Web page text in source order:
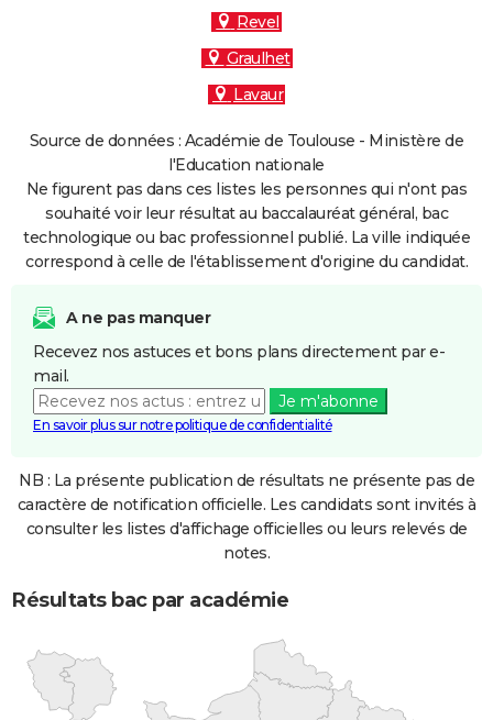
Revel
Graulhet
Lavaur
Source de données : Académie de Toulouse - Ministère de
l'Education nationale
Ne figurent pas dans ces listes les personnes qui n'ont pas
souhaité voir leur résultat au baccalauréat général, bac
technologique ou bac professionnel publié. La ville indiquée
correspond à celle de l'établissement d'origine du candidat.
A ne pas manquer
Recevez nos astuces et bons plans directement par e-
mail.
Je m'abonne
En savoir plus sur notre politique de confidentialité
NB : La présente publication de résultats ne présente pas de
caractère de notification officielle. Les candidats sont invités à
consulter les listes d'affichage officielles ou leurs relevés de
notes.
Résultats bac par académie